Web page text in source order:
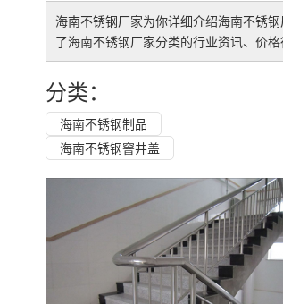
海南不锈钢厂家为你详细介绍海南不锈
了海南不锈钢厂家分类的行业资讯、价
分类：
海南不锈钢制品
海南不锈钢窨井盖